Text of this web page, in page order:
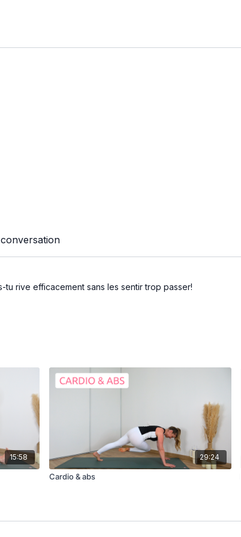
tu rive efficacement sans les sentir trop passer!
15:58 29:24
Cardio & abs